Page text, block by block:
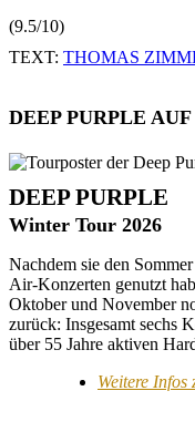
(9.5/10)
TEXT: THOMAS
DEEP PURPLE
DEEP PURPLE
Winter Tour 2026
Nachdem sie den
Air-Konzerten genutzt
Oktober und November
zurück: Insgesamt sechs
über 55 Jahre aktiven
Weitere Infos